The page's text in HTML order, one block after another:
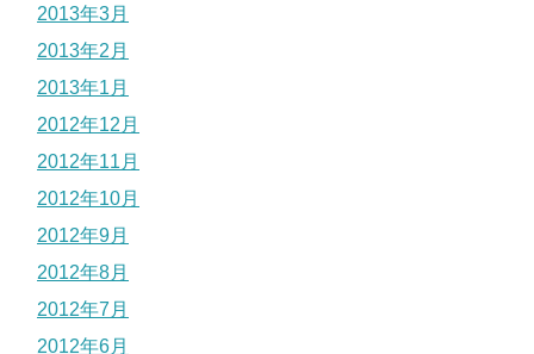
2013年3月
2013年2月
2013年1月
2012年12月
2012年11月
2012年10月
2012年9月
2012年8月
2012年7月
2012年6月